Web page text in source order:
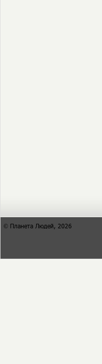
© Планета Людей, 2026